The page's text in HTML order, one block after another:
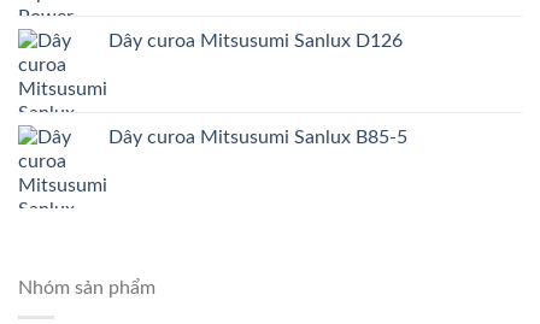
Dây curoa Mitsusumi Sanlux D126
Dây curoa Mitsusumi Sanlux B85-5
Nhóm sản phẩm